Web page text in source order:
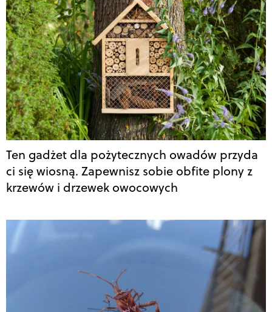
Ten gadżet dla pożytecznych owadów przyda
ci się wiosną. Zapewnisz sobie obfite plony z
krzewów i drzewek owocowych